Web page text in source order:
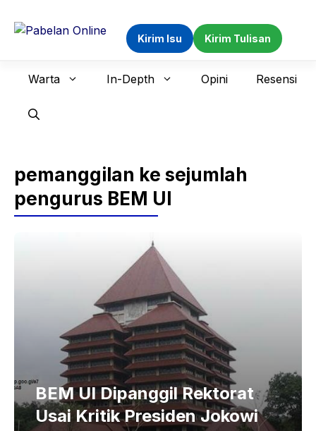
Kirim Isu Kirim Tulisan
Warta In-Depth Opini Resensi
pemanggilan ke sejumlah
pengurus BEM UI
BEM UI Dipanggil Rektorat
Usai Kritik Presiden Jokowi